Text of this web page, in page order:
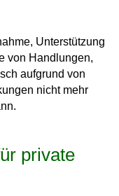
Unterstützung
von Handlungen,
aufgrund von
nicht mehr
private